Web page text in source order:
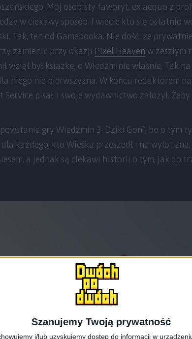
Szanujemy Twoją prywatność
i/lub uzyskujemy dostęp do informacji w
Mój osobisty faworyt, ex aequo z
w ciekawy sposób. I wiecie kto się ostatnio
Tak, ten od Gamebooka. Nie dość, że
zamienić przy okazji Pixel Heaven w zeszłym
wziął był książkę, o Wiedźminie właśnie. Tak
niego nie pierwszyzna. W końcu redaktorem
pisał. I swoje wydawnictwo założył.
gry Wiedźmin 3: Dziki Gon”, bo o tym
każdego, kto Wieśka przeszedł i na wylot
a jednak są ciekawi historii o tym, jak do